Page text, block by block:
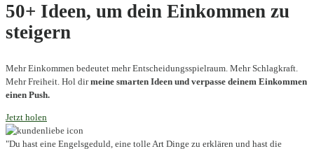
50+ Ideen, um dein Einkommen zu
steigern
Mehr Einkommen bedeutet mehr Entscheidungsspielraum. Mehr Schlagkraft.
Mehr Freiheit. Hol dirmeine smarten Ideen und verpasse deinem Einkommen
einen Push.
Jetzt holen
"Du hast eine Engelsgeduld, eine tolle Art Dinge zu erklären und hast die